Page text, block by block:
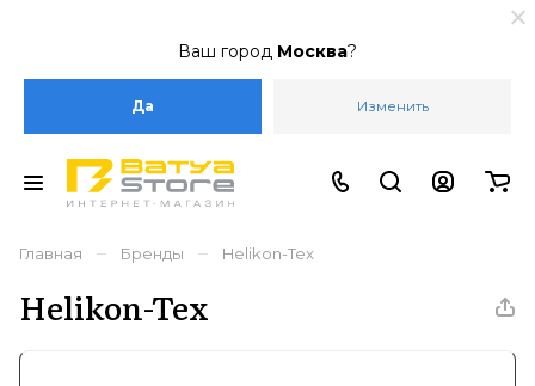
Ваш город Москва?
Да Изменить
Главная – Бренды – Helikon-Tex
Helikon-Tex